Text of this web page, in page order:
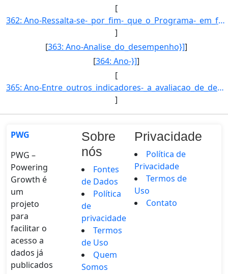
[
362: Ano-Ressalta-se-_por_fim-_que_o_Programa-_em_funcao_de_seus_objetivos_precipuos-_apoia-_tambem-_empr]
]
[363: Ano-Analise_do_desempenho}]]
[364: Ano-}]]
[
365: Ano-Entre_outros_indicadores-_a_avaliacao_de_desempenho_institucional_do_DPR_pode_ser_aferida_pela_q]
]
PWG
PWG –
Powering
Growth é
um
projeto
para
facilitar o
acesso a
dados já
publicados
Sobre
nós
Fontes
de Dados
Política
de
privacidade
Termos
de Uso
Quem
Somos
Privacidade
Política de
Privacidade
Termos de
Uso
Contato